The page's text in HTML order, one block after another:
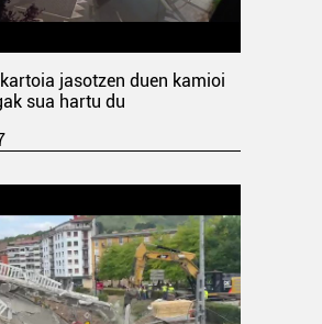
jasotzen duen kamioi
sua hartu du